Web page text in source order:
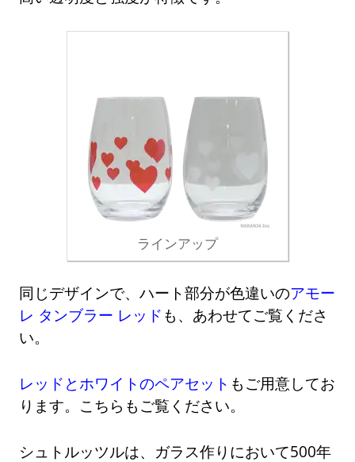
ラインアップ
同じデザインで、ハート部分が色違いのアモー
レ タンブラー レッド も、あわせてご覧くださ
い。
レッドとホワイトのペアセット もご用意してお
ります。こちらもご覧ください。
シュトルッツルは、ガラス作りにおいて500年